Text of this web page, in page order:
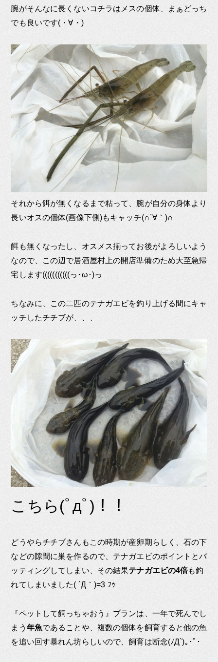
腕がそんなに長くないコチラはメスの個体、まぁどっち
でも良いです(・∀・)
それから餌が無くなるまで粘って、腕が自分の身体より
長いオスの個体(画像下側)もキャッチ(∩´∀｀)∩
餌も無くなったし、オスメス揃ってお後がよろしいよう
なので、この辺で居酒屋村上の開店準備のため大至急帰
宅します(((((((((((っ･ω･)っ
ちなみに、この二匹のテナガエビを釣り上げる間にキャ
ッチしたチチブが、、、
こちら(ﾟдﾟ)！！
どうやらチチブさんもこの時期が産卵期らしく、石の下
などの隙間に巣を作るので、テナガエビのポイントとバ
ッティングしてしまい、その結果テナガエビの4倍も釣
れてしまいました( ´Д｀)=3 ﾌｩ
『ペットして飼っちゃおう』プランは、一年で死んでし
まう 年魚であることや、複数の個体を飼育すると他の魚
を追い回す暴れん坊らしいので、飼育は断念(ﾉД`)｡･ﾟ･